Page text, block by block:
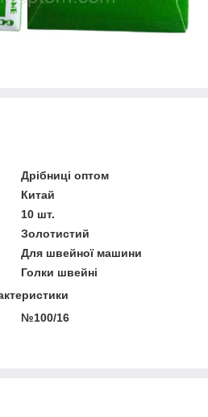
Дрібниці оптом
Китай
10 шт.
Золотистий
Для швейної машини
Голки швейні
№100/16